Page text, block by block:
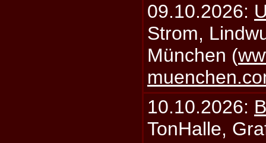
09.10.2026:
Strom,
München (
10.10.2026:
TonHalle,